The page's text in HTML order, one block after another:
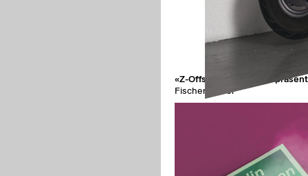
«Z-Offset Neon»
Fischer Papier